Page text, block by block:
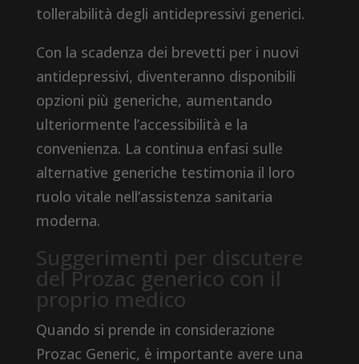
tollerabilità degli antidepressivi generici.
Con la scadenza dei brevetti per i nuovi
antidepressivi, diventeranno disponibili
opzioni più generiche, aumentando
ulteriormente l’accessibilità e la
convenienza. La continua enfasi sulle
alternative generiche testimonia il loro
ruolo vitale nell’assistenza sanitaria
moderna.
Suggerimenti per discutere
del Prozac generico con il
proprio medico
Quando si prende in considerazione
Prozac Generic, è importante avere una